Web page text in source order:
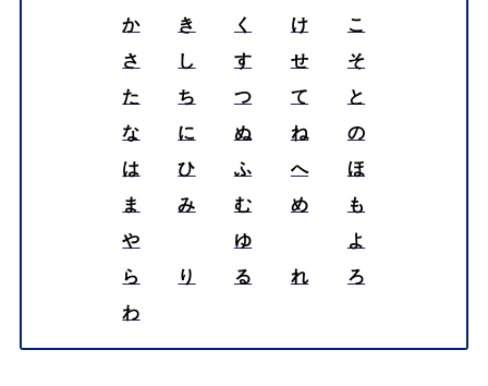
か
き く け
こ
さ
し す せ
そ
た
ち つ て
と
な
に ぬ ね
の
は
ひ ふ へ
ほ
ま
み む め
も
や
ゆ
よ
ら
り る れ
ろ
わ